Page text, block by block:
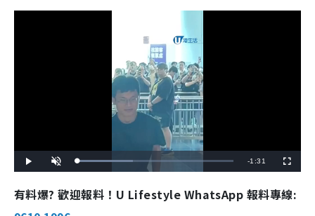
l
n
t
e
L
o
e
d
R
-1:31
u
s
c
有料爆? 歡迎報料！U Lifestyle WhatsApp 報料專線: